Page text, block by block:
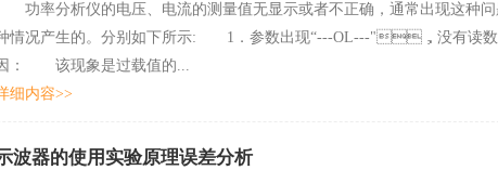
功率分析仪的电压、电流的测量值无显示或者不正确，通常出现这种问题
情况产生的。分别如下所示: 1．参数出现“---OL---"，没有
： 该现象是过载值的...
细内容>>
波器的使用实验原理误差分析